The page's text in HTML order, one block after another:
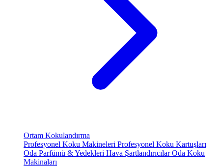
Ortam Kokulandırma
Profesyonel Koku Makineleri Profesyonel Koku Kartuşları
Oda Parfümü & Yedekleri Hava ŞartlandırıcılarOda Koku
Makinaları